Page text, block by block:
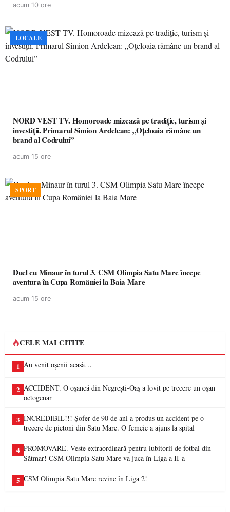
acum 10 ore
LOCALE
NORD VEST TV. Homoroade mizează pe tradiție, turism și
investiții. Primarul Simion Ardelean: „Oțeloaia rămâne un
brand al Codrului”
acum 15 ore
SPORT
Duel cu Minaur în turul 3. CSM Olimpia Satu Mare începe
aventura în Cupa României la Baia Mare
acum 15 ore
CELE MAI CITITE
1 Au venit oșenii acasă…
2 ACCIDENT. O oșancă din Negrești-Oaș a lovit pe trecere un oșan
octogenar
3 INCREDIBIL!!! Șofer de 90 de ani a produs un accident pe o
trecere de pietoni din Satu Mare. O femeie a ajuns la spital
4 PROMOVARE. Veste extraordinară pentru iubitorii de fotbal din
Sătmar! CSM Olimpia Satu Mare va juca în Liga a II-a
5 CSM Olimpia Satu Mare revine în Liga 2!